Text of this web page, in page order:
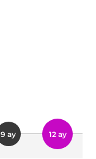
9 ay 12 ay